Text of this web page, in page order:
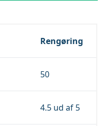
Rengøring
50
4.5 ud af 5